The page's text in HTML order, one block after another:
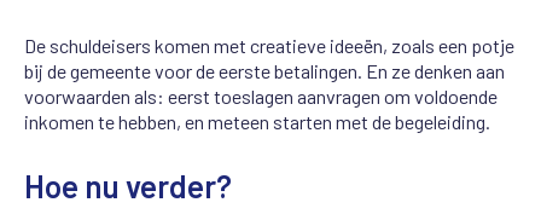
De schuldeisers komen met creatieve ideeën, zoals een potje
bij de gemeente voor de eerste betalingen. En ze denken aan
voorwaarden als: eerst toeslagen aanvragen om voldoende
inkomen te hebben, en meteen starten met de begeleiding.
Hoe nu verder?